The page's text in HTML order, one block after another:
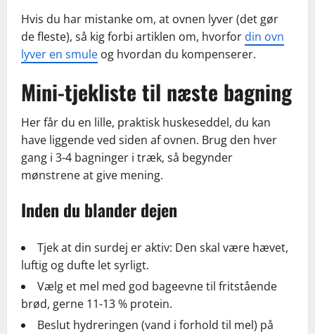
Hvis du har mistanke om, at ovnen lyver (det gør
de fleste), så kig forbi artiklen om, hvorfor din ovn
lyver en smule og hvordan du kompenserer.
Mini-tjekliste til næste bagning
Her får du en lille, praktisk huskeseddel, du kan
have liggende ved siden af ovnen. Brug den hver
gang i 3-4 bagninger i træk, så begynder
mønstrene at give mening.
Inden du blander dejen
Tjek at din surdej er aktiv: Den skal være hævet,
luftig og dufte let syrligt.
Vælg et mel med god bageevne til fritstående
brød, gerne 11-13 % protein.
Beslut hydreringen (vand i forhold til mel) på